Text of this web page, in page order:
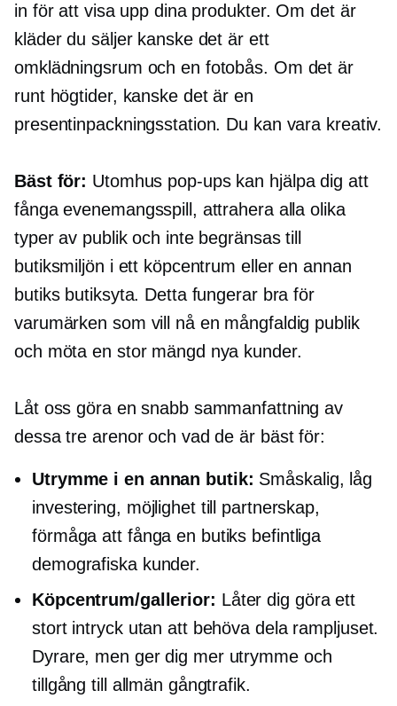
in för att visa upp dina produkter. Om det är
kläder du säljer kanske det är ett
omklädningsrum och en fotobås. Om det är
runt högtider, kanske det är en
presentinpackningsstation. Du kan vara kreativ.
Bäst för: Utomhus pop-upskan hjälpa dig att
fånga evenemangsspill, attrahera alla olika
typer av publik och inte begränsas till
butiksmiljön i ett köpcentrum eller en annan
butiks butiksyta. Detta fungerar bra för
varumärken som vill nå en mångfaldig publik
och möta en stor mängd nya kunder.
Låt oss göra en snabb sammanfattning av
dessa tre arenor och vad de är bäst för:
Utrymme i en annan butik: Småskalig, låg
investering, möjlighet till partnerskap,
förmåga att fånga en butiks befintliga
demografiska kunder.
Köpcentrum/gallerior: Låter dig göra ett
stort intryck utan att behöva dela rampljuset.
Dyrare, men ger dig mer utrymme och
tillgång till allmän gångtrafik.